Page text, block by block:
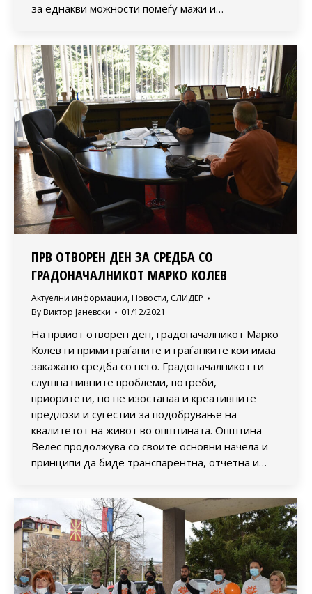
за еднакви можности помеѓу мажи и…
ПРВ ОТВОРЕН ДЕН ЗА СРЕДБА СО
ГРАДОНАЧАЛНИКОТ МАРКО КОЛЕВ
Актуелни информации, Новости, СЛИДЕР
By Виктор Јаневски 01/12/2021
На првиот отворен ден, градоначалникот Марко
Колев ги прими граѓаните и граѓанките кои имаа
закажано средба со него. Градоначалникот ги
слушна нивните проблеми, потреби,
приоритети, но не изостанаа и креативните
предлози и сугестии за подобрување на
квалитетот на живот во општината. Општина
Велес продолжува со своите основни начела и
принципи да биде транспарентна, отчетна и…